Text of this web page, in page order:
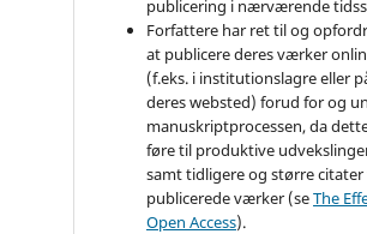
publicering i nærværende
Forfattere har ret til og
at publicere deres værker
(f.eks. i institutionslagre eller
deres websted) forud for og
manuskriptprocessen, da
føre til produktive
samt tidligere og større citater
publicerede værker (seThe
Open Access).